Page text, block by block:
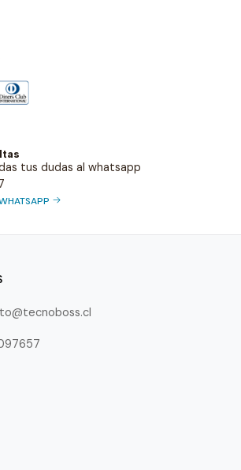
tus dudas al whatsapp